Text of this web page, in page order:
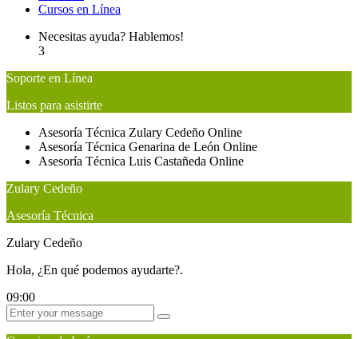
Cursos en Línea
Necesitas ayuda? Hablemos!
3
Soporte en Línea
Listos para asistirte
Asesoría Técnica Zulary Cedeño Online
Asesoría Técnica Genarina de León Online
Asesoría Técnica Luis Castañeda Online
Zulary Cedeño
Asesoría Técnica
Zulary Cedeño
Hola, ¿En qué podemos ayudarte?.
09:00